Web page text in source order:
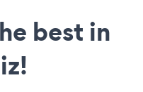
best in